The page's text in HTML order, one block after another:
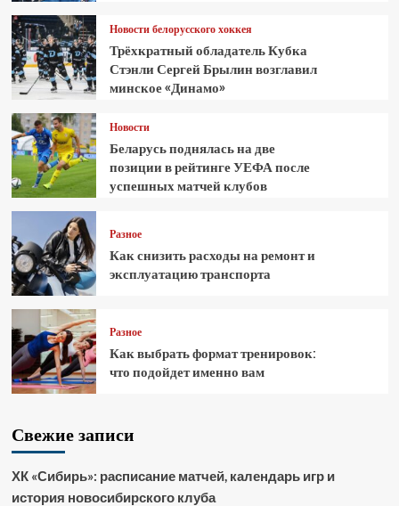
Новости белорусского хоккея
Трёхкратный обладатель Кубка
Стэнли Сергей Брылин возглавил
минское «Динамо»
Новости
Беларусь поднялась на две
позиции в рейтинге УЕФА после
успешных матчей клубов
Разное
Как снизить расходы на ремонт и
эксплуатацию транспорта
Разное
Как выбрать формат тренировок:
что подойдет именно вам
Свежие записи
ХК «Сибирь»: расписание матчей, календарь игр и
история новосибирского клуба